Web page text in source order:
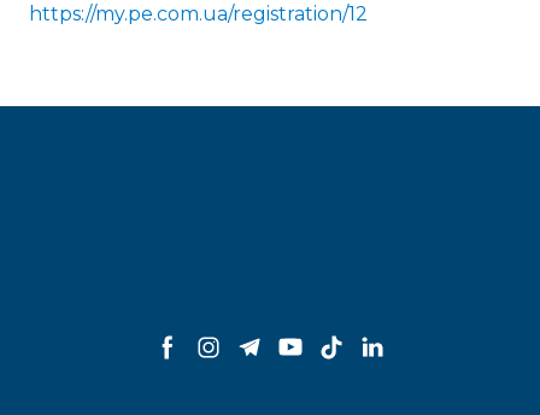
https://my.pe.com.ua/registration/12